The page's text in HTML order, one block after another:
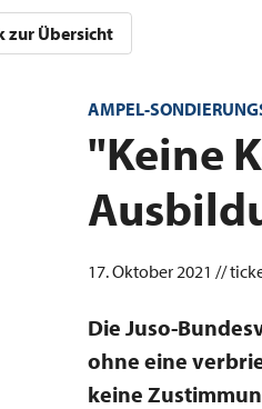
zur Übersicht
AMPEL-
:"Keine
17. Oktober 2021 //
Die Juso-
ohne eine
keine